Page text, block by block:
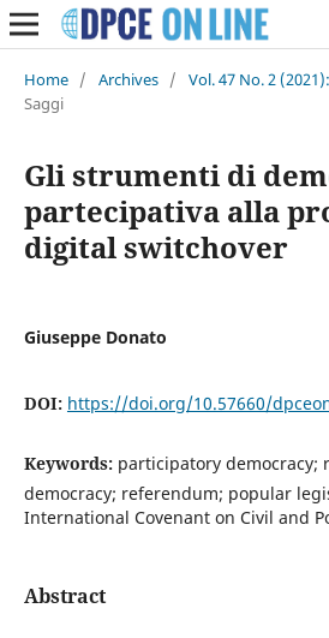
Home / Archives / Vol. 47 No. 2
Saggi
Gli strumenti di
partecipativa alla
digital switchover
Giuseppe Donato
DOI: https://doi.org/10.57660/
Keywords: participatory democracy;
democracy; referendum; popular
International Covenant on Civil and
Abstract